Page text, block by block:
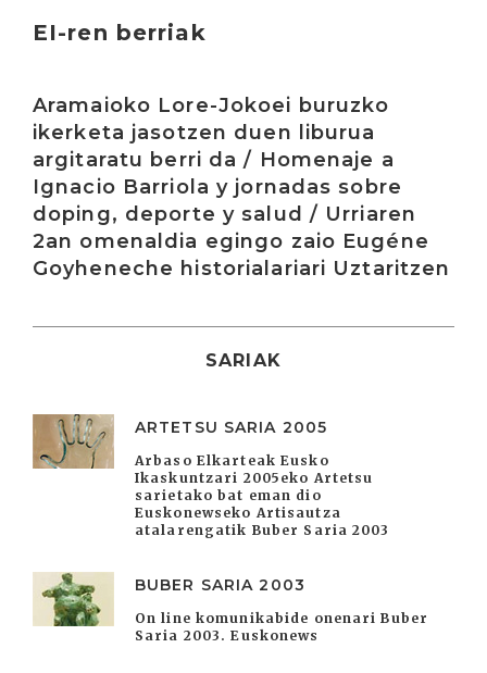
EI-ren berriak
Aramaioko Lore-Jokoei buruzko
ikerketa jasotzen duen liburua
argitaratu berri da / Homenaje a
Ignacio Barriola y jornadas sobre
doping, deporte y salud / Urriaren
2an omenaldia egingo zaio Eugéne
Goyheneche historialariari Uztaritzen
SARIAK
ARTETSU SARIA 2005
Arbaso Elkarteak Eusko
Ikaskuntzari 2005eko Artetsu
sarietako bat eman dio
Euskonewseko Artisautza
atalarengatik Buber Saria 2003
BUBER SARIA 2003
On line komunikabide onenari Buber
Saria 2003. Euskonews